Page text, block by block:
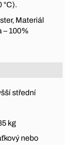
°C).
Materiál
– 100%
střední
kg
nebo